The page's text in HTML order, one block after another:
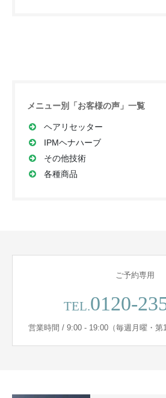
メニュー別「お客様の声」一覧
ヘアリセッター
IPMヘナハーブ
その他技術
各種商品
ご予約専用
TEL.0120-
営業時間 / 9:00 - 19:00（毎週月曜・第